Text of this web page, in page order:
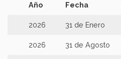
Año Fecha
2026 31 de Enero
2026 31 de Agosto